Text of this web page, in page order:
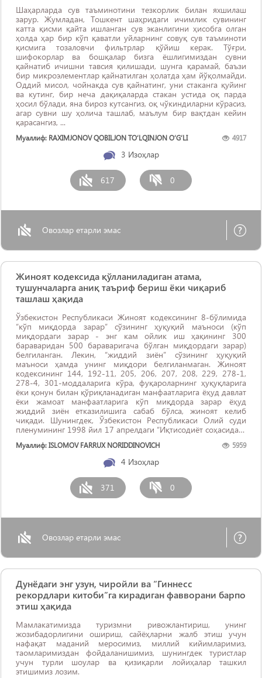
Шаҳарларда сув таъминотини тезкорлик билан яхшилаш
зарур. Жумладан, Тошкент шаҳридаги ичимлик сувининг
катта қисми қайта ишланган сув эканлигини ҳисобга олган
ҳолда ҳар бир кўп қаватли уйларнинг совуқ сув таъминоти
қисмига тозаловчи фильтрлар қўйиш керак. Тўғри,
шифокорлар ва бошқалар бизга ёшлигимиздан сувни
қайнатиб ичишни тавсия қилишади, шунга қарамай, баъзи
бир микроэлементлар қайнатилган ҳолатда ҳам йўқолмайди.
Оддий мисол, чойнакда сув қайнатинг, уни стаканга қуйинг
ва кутинг, бир неча дақиқаларда стакан устида оқ парда
ҳосил бўлади, яна бироз кутсангиз, оқ чўкиндиларни кўрасиз,
агар сувни шу ҳолича ташлаб, маълум бир вақтдан кейин
қарасангиз, ...
Муаллиф: RAXIMJONOV QOBILJON TO‘LQINJON O‘G‘LI 4917
3 Изоҳлар
617 0
Овозлар етарли эмас
Жиноят кодексида қўлланиладиган атама,
тушунчаларга аниқ таъриф бериш ёки чиқариб
ташлаш ҳақида
Ўзбекистон Республикаси Жиноят кодексининг 8-бўлимида
“кўп миқдорда зарар” сўзининг ҳуқуқий маъноси (кўп
миқдордаги зарар - энг кам ойлик иш ҳақининг 300
бараваридан 500 бараваригача бўлган миқдордаги зарар)
белгиланган. Лекин, “жиддий зиён” сўзининг ҳуқуқий
маъноси ҳамда унинг миқдори белгиланмаган. Жиноят
кодексининг 144, 192-11, 205, 206, 207, 208, 229, 278-1,
278-4, 301-моддаларига кўра, фуқароларнинг ҳуқуқларига
ёки қонун билан қўриқланадиган манфаатларига ёҳуд давлат
ёки жамоат манфаатларига кўп миқдорда зарар ёҳуд
жиддий зиён етказилишига сабаб бўлса, жиноят келиб
чиқади. Шунингдек, Ўзбекистон Республикаси Олий суди
пленумининг 1998 йил 17 апрелдаги “Иқтисодиёт соҳасидаги
Муаллиф: ISLOMOV FARRUX NORIDDINOVICH 5959
4 Изоҳлар
371 0
Овозлар етарли эмас
Дунёдаги энг узун, чиройли ва “Гиннесс
рекордлари китоби”га кирадиган фавворани барпо
этиш ҳақида
Мамлакатимизда туризмни ривожлантириш, унинг
жозибадорлигини ошириш, сайёҳларни жалб этиш учун
нафақат маданий меросимиз, миллий кийимларимиз,
таомларимиздан фойдаланишимиз, шунингдек туристлар
учун турли шоулар ва қизиқарли лойиҳалар ташкил
этишимиз лозим.